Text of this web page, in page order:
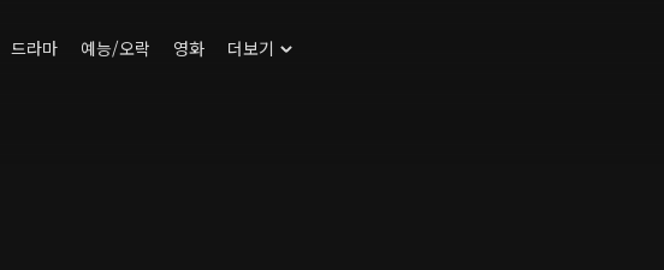
드라마 예능/오락 영화 더보기